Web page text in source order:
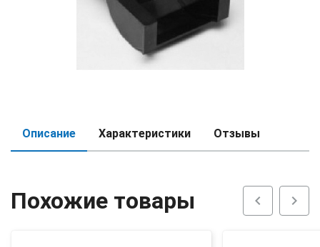
Описание Характеристики Отзывы
Похожие товары chevron_left chevron_right